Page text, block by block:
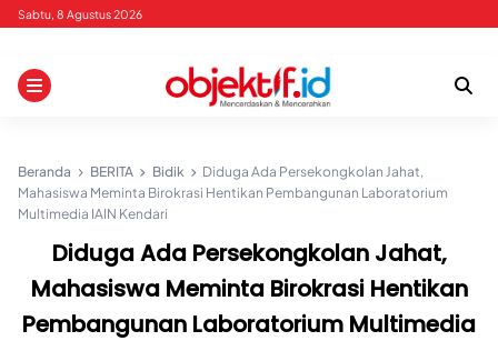
Skip
content
Sabtu, 8 Agustus 2026
Beranda BERITA Bidik
Diduga Ada Persekongkolan Jahat,
Mahasiswa Meminta Birokrasi Hentikan Pembangunan Laboratorium
Multimedia IAIN Kendari
Diduga Ada Persekongkolan Jahat,
Mahasiswa Meminta Birokrasi Hentikan
Pembangunan Laboratorium Multimedia